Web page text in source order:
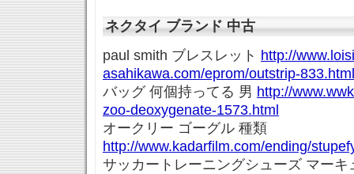
ネクタイ ブランド 中古
paul smith ブレスレット http://
asahikawa.com/eprom/outstrip-833.html
バッグ 何個持ってる 男 http://
zoo-deoxygenate-1573.html
オークリー ゴーグル 種類
http://www.kadarfilm.com/ending/
サッカートレーニングシューズ マー